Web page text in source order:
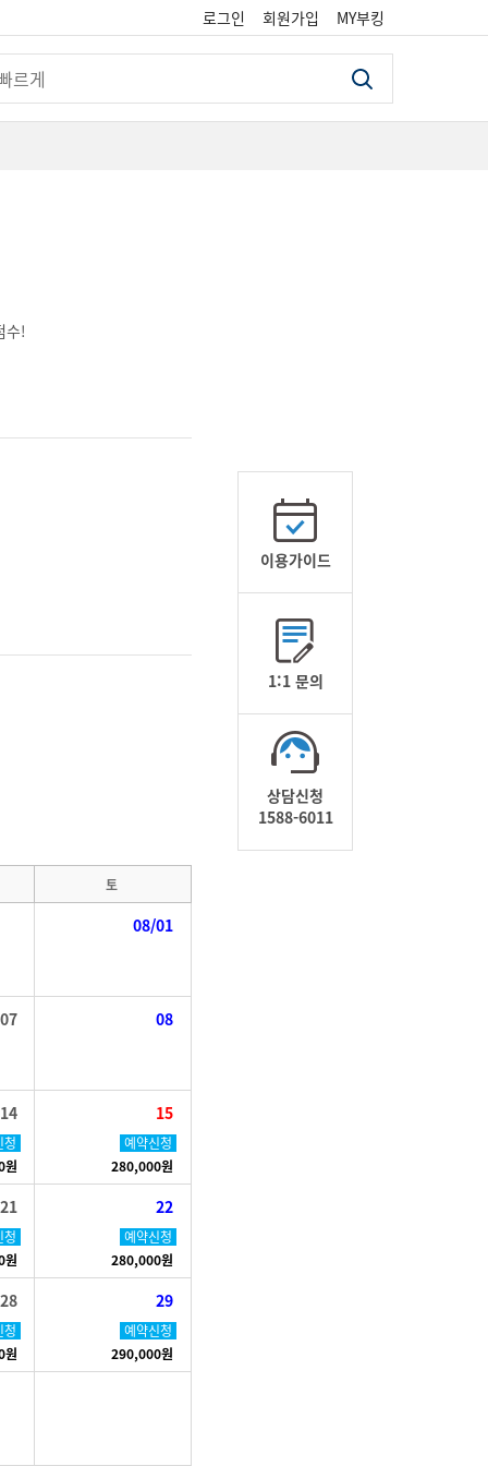
로그인 회원가입 MY부킹
검색
수!
토
08/01
07 08
14
청
원
15
예약신청
280,000원
21
청
원
22
예약신청
280,000원
28
청
원
29
예약신청
290,000원
이용가이드
1:1 문의
상담신청
1588-6011